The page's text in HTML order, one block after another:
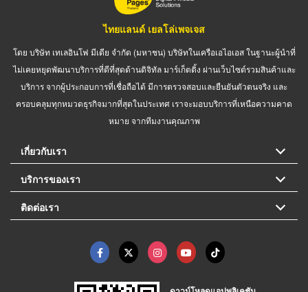
ไทยแลนด์ เยลโล่เพจเจส
โดย บริษัท เทเลอินโฟ มีเดีย จำกัด (มหาชน) บริษัทในเครือเอไอเอส ในฐานะผู้นำที่
ไม่เคยหยุดพัฒนาบริการที่ดีที่สุดด้านดิจิทัล มาร์เก็ตติ้ง ผ่านเว็บไซต์รวมสินค้าและ
บริการ จากผู้ประกอบการที่เชื่อถือได้ มีการตรวจสอบและยืนยันตัวตนจริง และ
ครอบคลุมทุกหมวดธุรกิจมากที่สุดในประเทศ เราจะมอบบริการที่เหนือความคาด
หมาย จากทีมงานคุณภาพ
เกี่ยวกับเรา
บริการของเรา
ติดต่อเรา